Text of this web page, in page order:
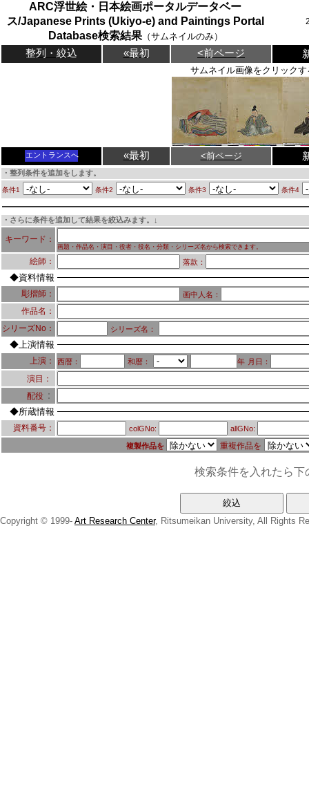
ARC浮世絵・日本絵画ポータルデータベー
ス/Japanese Prints (Ukiyo-e) and Paintings Portal
Database検索結果（サムネイルのみ）
整列・絞込 «最初 <前ページ
サムネイル画像をクリック
エントランスへ «最初 <前ページ
・整列条件を追加をします。
条件1 条件2 条件3 条件4
・さらに条件を追加して結果を絞込みます。↓
キーワード：
画題・作品名・演目・役者・役名・分類・シリーズ名から検索できます。
絵師： 落款：
◆資料情報
彫摺師： 画中人名：
作品名：
シリーズNo：
シリーズ名：
◆上演情報
上演： 西暦： 和暦： 年 月日：
演目：
配役 ：
◆所蔵情報
資料番号： colGNo: allGNo:
複製作品を 重複作品を
検索条件を入れたら
Copyright © 1999- Art Research Center, Ritsumeikan University, All Rights